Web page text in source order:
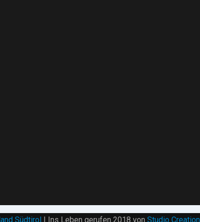
Südtirol | Ins Leben gerufen 2018 von Studio Creation